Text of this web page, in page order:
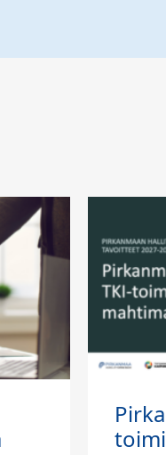
TKI-
mahtimaakunta